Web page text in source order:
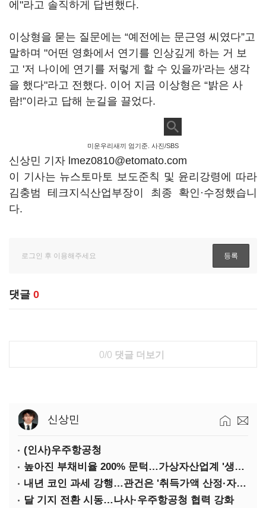
에 "라고 솔직하게 답변했다.
이상형을 묻는 질문에는 “예전에는 문근영 씨였다”고
말하며 "어떤 영화에서 연기를 인상깊게 하는 거 보
고 '저 나이에 연기를 저렇게 할 수 있을까'라는 생각
을 했다"라고 전했다. 이어 지금 이상형은 “밝은 사
람!”이라고 답해 눈길을 끌었다.
미운우리새끼 엄기준. 사진/SBS
신상민 기자 lmez0810@etomato.com
이 기사는 뉴스토마토 보도준칙 및 윤리강령에 따라
김충범 테크지식산업부장이 최종 확인·수정했습니
다.
댓글 0
0/0 댓글 더보기
신상민
(인사)우주항공청
높아진 부채비율 200% 문턱…가상자산업계 '생존 시험대'
내년 코인 과세 강행…관건은 '취득가액 산정·자산 이동'
달 기지 전환 시동…나사·우주항공청 협력 강화